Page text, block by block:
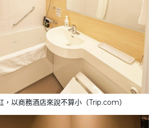
，以商務酒店來說不算小（Trip.com）